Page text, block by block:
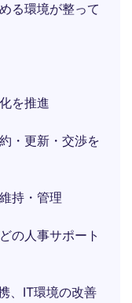
る環境が整って
を推進
・更新・交渉を
持・管理
の人事サポート
、IT環境の改善